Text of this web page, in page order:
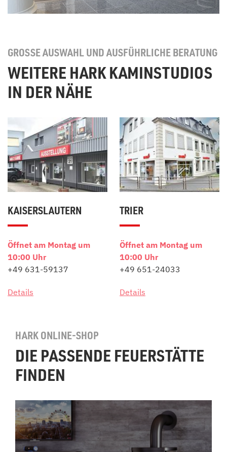
GROSSE AUSWAHL UND AUSFÜHRLICHE BERATUNG
WEITERE HARK KAMINSTUDIOS
IN DER NÄHE
KAISERSLAUTERN
Öffnet am Montag um
10:00 Uhr
+49 631-59137
Details
TRIER
Öffnet am Montag um
10:00 Uhr
+49 651-24033
Details
HARK ONLINE-SHOP
DIE PASSENDE FEUERSTÄTTE
FINDEN